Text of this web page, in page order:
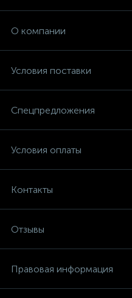
О компании
Условия поставки
Спецпредложения
Условия оплаты
Контакты
Отзывы
Правовая информация